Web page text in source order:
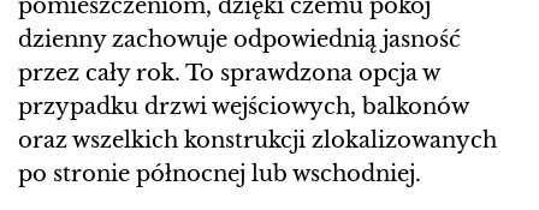
pomieszczeniom, dzięki czemu pokój
dzienny zachowuje odpowiednią jasność
przez cały rok. To sprawdzona opcja w
przypadku drzwi wejściowych, balkonów
oraz wszelkich konstrukcji zlokalizowanych
po stronie północnej lub wschodniej.